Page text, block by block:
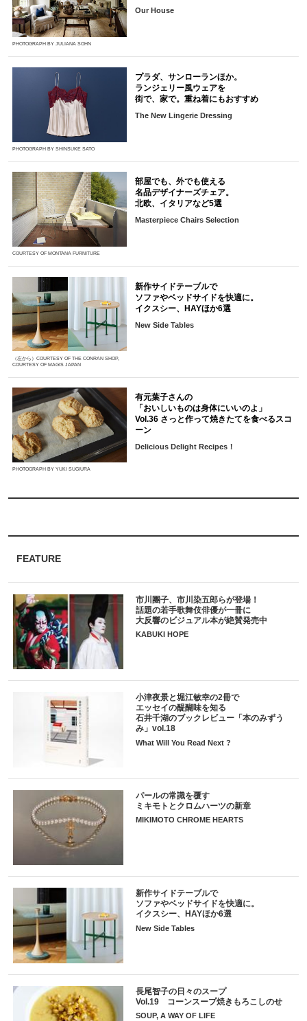
FEATURE
市川團子、市川染五郎らが登場！
話題の若手歌舞伎俳優が一冊に
大反響のビジュアル本が絶賛発売中
KABUKI HOPE
小津夜景と堀江敏幸の2冊で
エッセイの醍醐味を知る
石井千湖のブックレビュー「本のみずう
み」vol.18
What Will You Read Next ?
パールの常識を覆す
ミキモトとクロムハーツの新章
MIKIMOTO CHROME HEARTS
新作サイドテーブルで
ソファやベッドサイドを快適に。
イクスシー、HAYほか6選
New Side Tables
長尾智子の日々のスープ
Vol.19 コーンスープ焼きもろこしのせ
SOUP, A WAY OF LIFE
PHOTOGRAPH BY JULIANA SOHN
Our House
PHOTOGRAPH BY SHINSUKE SATO
プラダ、サンローランほか。
ランジェリー風ウェアを
街で、家で。重ね着にもおすすめ
The New Lingerie Dressing
COURTESY OF MONTANA FURNITURE
部屋でも、外でも使える
名品デザイナーズチェア。
北欧、イタリアなど5選
Masterpiece Chairs Selection
（左から）COURTESY OF THE CONRAN SHOP,
COURTESY OF MAGIS JAPAN
新作サイドテーブルで
ソファやベッドサイドを快適に。
イクスシー、HAYほか6選
New Side Tables
PHOTOGRAPH BY YUKI SUGIURA
有元葉子さんの
「おいしいものは身体にいいのよ」
Vol.36 さっと作って焼きたてを食べるスコ
ーン
Delicious Delight Recipes！